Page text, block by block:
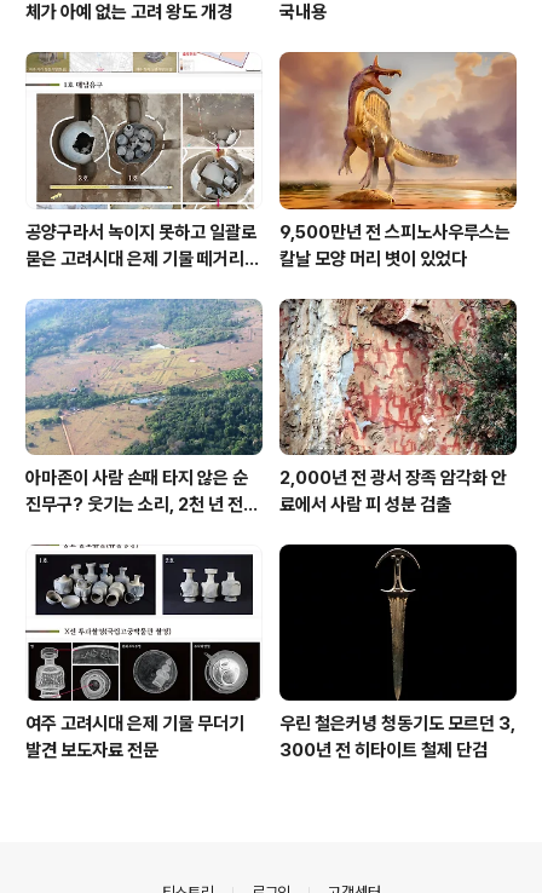
체가 아예 없는 고려 왕도 개경
국내용
공양구라서 녹이지 못하고 일괄로
묻은 고려시대 은제 기물 떼거리로
9,500만년 전 스피노사우루스는
칼날 모양 머리 볏이 있었다
아마존이 사람 손때 타지 않은 순
진무구? 웃기는 소리, 2천 년 전에
2,000년 전 광서 장족 암각화 안
료에서 사람 피 성분 검출
여주 고려시대 은제 기물 무더기
발견 보도자료 전문
우린 철은커녕 청동기도 모르던 3,
300년 전 히타이트 철제 단검